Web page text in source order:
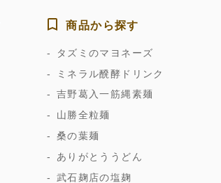
商品から探す
タズミのマヨネーズ
ミネラル醗酵ドリンク
吉野葛入一筋縄素麺
山勝全粒麺
桑の葉麺
ありがとううどん
武石麹店の塩麹